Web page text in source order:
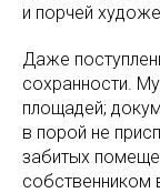
и порчей
Даже
сохранности.
площадей;
в порой не
забитых
собственником